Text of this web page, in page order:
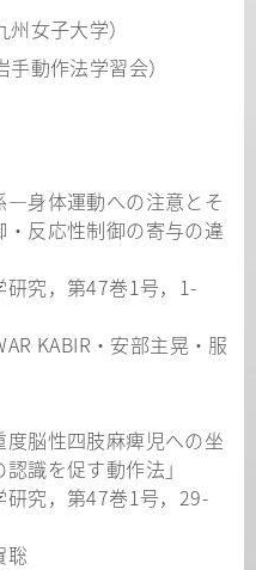
女子大学）
動作法学習会）
―身体運動への注意とそ
反応性制御の寄与の違
研究，第47巻1号，1-
KABIR・安部主晃・服
度脳性四肢麻痺児への坐
識を促す動作法」
研究，第47巻1号，29-
聡